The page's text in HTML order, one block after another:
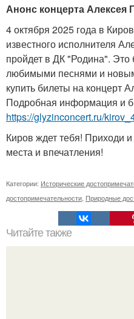
Анонс концерта Алексея
4 октября 2025 года в
известного исполнителя
пройдет в ДК "Родина".
любимыми песнями и
купить билеты на концерт
Подробная информация и
https://glyzinconcert.ru/
Киров ждет тебя! Приходи
места и впечатления!
Категории: Исторические
достопримечательности Природные
Читайте также